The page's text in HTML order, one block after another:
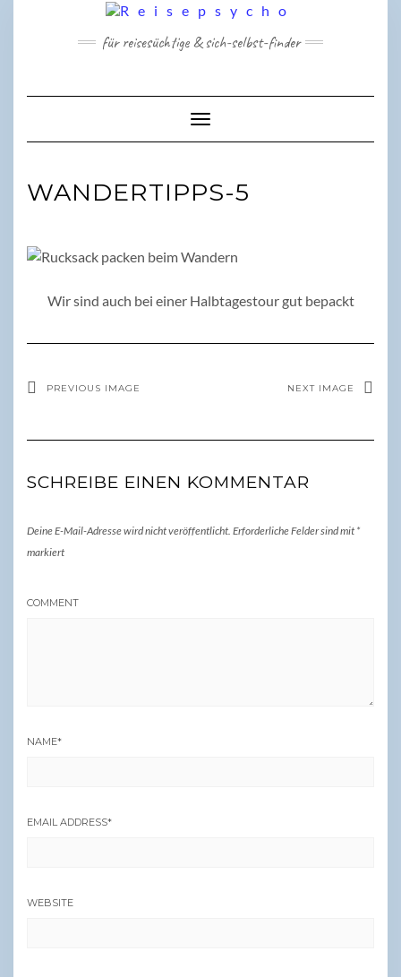
für reisesüchtige & sich-selbst-finder
Toggle Navigation
WANDERTIPPS-5
Wir sind auch bei einer Halbtagestour gut bepackt
PREVIOUS IMAGE NEXT IMAGE
SCHREIBE EINEN KOMMENTAR
Deine E-Mail-Adresse wird nicht veröffentlicht. Erforderliche Felder sind mit *
markiert
COMMENT
NAME*
EMAIL ADDRESS*
WEBSITE